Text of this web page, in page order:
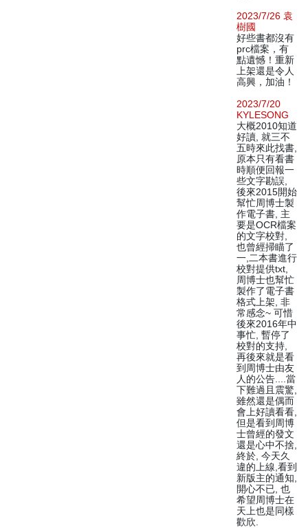
2023/7/26 袁
樹國
好些書都沒有
prc檔案，有
點遺憾！重新
上架還是令人
高興，加油！
2023/7/20
KYLESONG
大概2010知道
好讀, 就三不
五時來此找書,
原本只有看書
時順便回報一
些文字勘誤,
後來2015開始
幫忙周博士製
作電子書, 主
要是OCR檔案
的文字校對,
也曾經掃瞄了
一,二本書進行
校對提供txt,
周博士也幫忙
製作了電子書
格式上架, 非
常感念~ 可惜
後來2016年中
事忙, 暫停了
校對的支持,
再後來就是看
到周博士由友
人的公告....當
下難過且震驚,
雖然還是偶而
會上好讀看看,
但是看到周博
士曾經的發文
還是心中不捨,
終於, 今天久
違的上線,看到
新版主的通知,
開心不已, 也
希望周博士在
天上也是同樣
歡欣.